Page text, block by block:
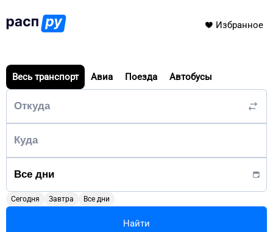
Избранное
Весь транспорт Авиа Поезда Автобусы
Сегодня Завтра Все дни
Найти